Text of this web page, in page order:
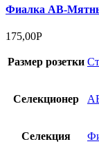
Фиалка АВ-
175,00Р
Размер розетки
Селекционер
Селекция